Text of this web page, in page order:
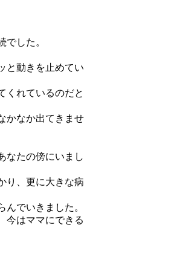
した。
と動きを止めてい
くれているのだと
かなか出てきませ
なたの傍にいまし
り、更に大きな病
でいきました。
今はママにできる